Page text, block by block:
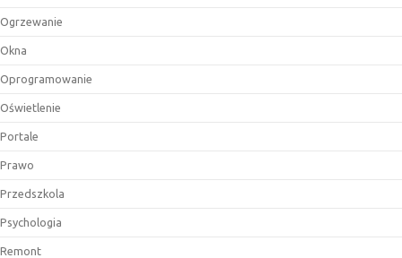
Ogrzewanie
Okna
Oprogramowanie
Oświetlenie
Portale
Prawo
Przedszkola
Psychologia
Remont